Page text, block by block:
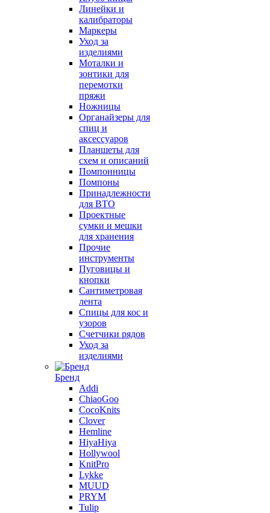
Линейки и
калибраторы
Маркеры
Уход за
изделиями
Моталки и
зонтики для
перемотки
пряжи
Ножницы
Органайзеры для
спиц и
аксессуаров
Планшеты для
схем и описаний
Помпонницы
Помпоны
Принадлежности
для ВТО
Проектные
сумки и мешки
для хранения
Прочие
инструменты
Пуговицы и
кнопки
Сантиметровая
лента
Спицы для кос и
узоров
Счетчики рядов
Уход за
изделиями
Бренд
Addi
ChiaoGoo
CocoKnits
Clover
Hemline
HiyaHiya
Hollywool
KnitPro
Lykke
MUUD
PRYM
Tulip